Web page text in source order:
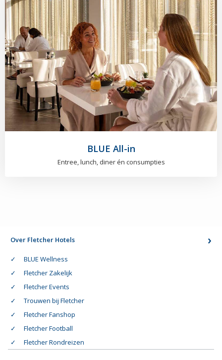
BLUE All-in
Entree, lunch, diner én consumpties
Over Fletcher Hotels
BLUE Wellness
Fletcher Zakelijk
Fletcher Events
Trouwen bij Fletcher
Fletcher Fanshop
Fletcher Football
Fletcher Rondreizen